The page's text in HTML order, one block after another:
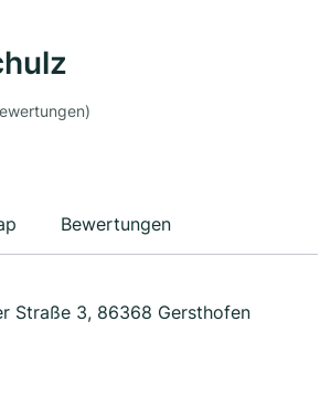
Bewertungen
Straße 3, 86368 Gersthofen